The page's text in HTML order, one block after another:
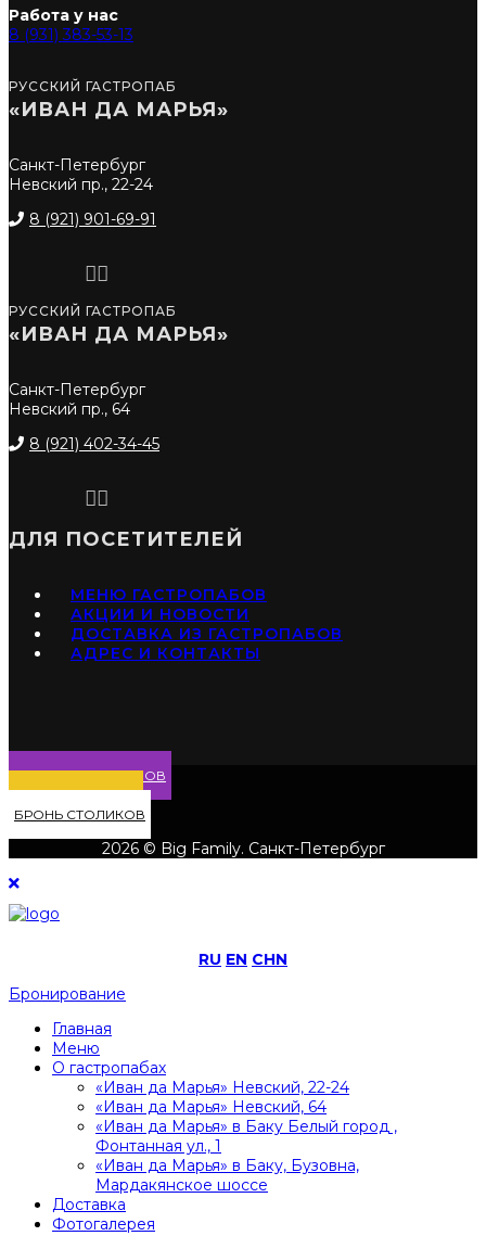
Работа у нас
8 (931) 383-53-13
РУССКИЙ ГАСТРОПАБ
«ИВАН ДА МАРЬЯ»
Санкт-Петербург
Невский пр., 22-24
8 (921) 901-69-91
РУССКИЙ ГАСТРОПАБ
«ИВАН ДА МАРЬЯ»
Санкт-Петербург
Невский пр., 64
8 (921) 402-34-45
ДЛЯ ПОСЕТИТЕЛЕЙ
МЕНЮ ГАСТРОПАБОВ
АКЦИИ И НОВОСТИ
ДОСТАВКА ИЗ ГАСТРОПАБОВ
АДРЕС И КОНТАКТЫ
МЕНЮ ГАСТРОПАБОВ
ДОСТАВКА БЛЮД
БРОНЬ СТОЛИКОВ
2026 © Big Family. Санкт-Петербург
RU EN CHN
Бронирование
Главная
Меню
О гастропабах
«Иван да Марья» Невский, 22-24
«Иван да Марья» Невский, 64
«Иван да Марья» в Баку Белый город ,
Фонтанная ул., 1
«Иван да Марья» в Баку, Бузовна,
Мардакянское шоссе
Доставка
Фотогалерея